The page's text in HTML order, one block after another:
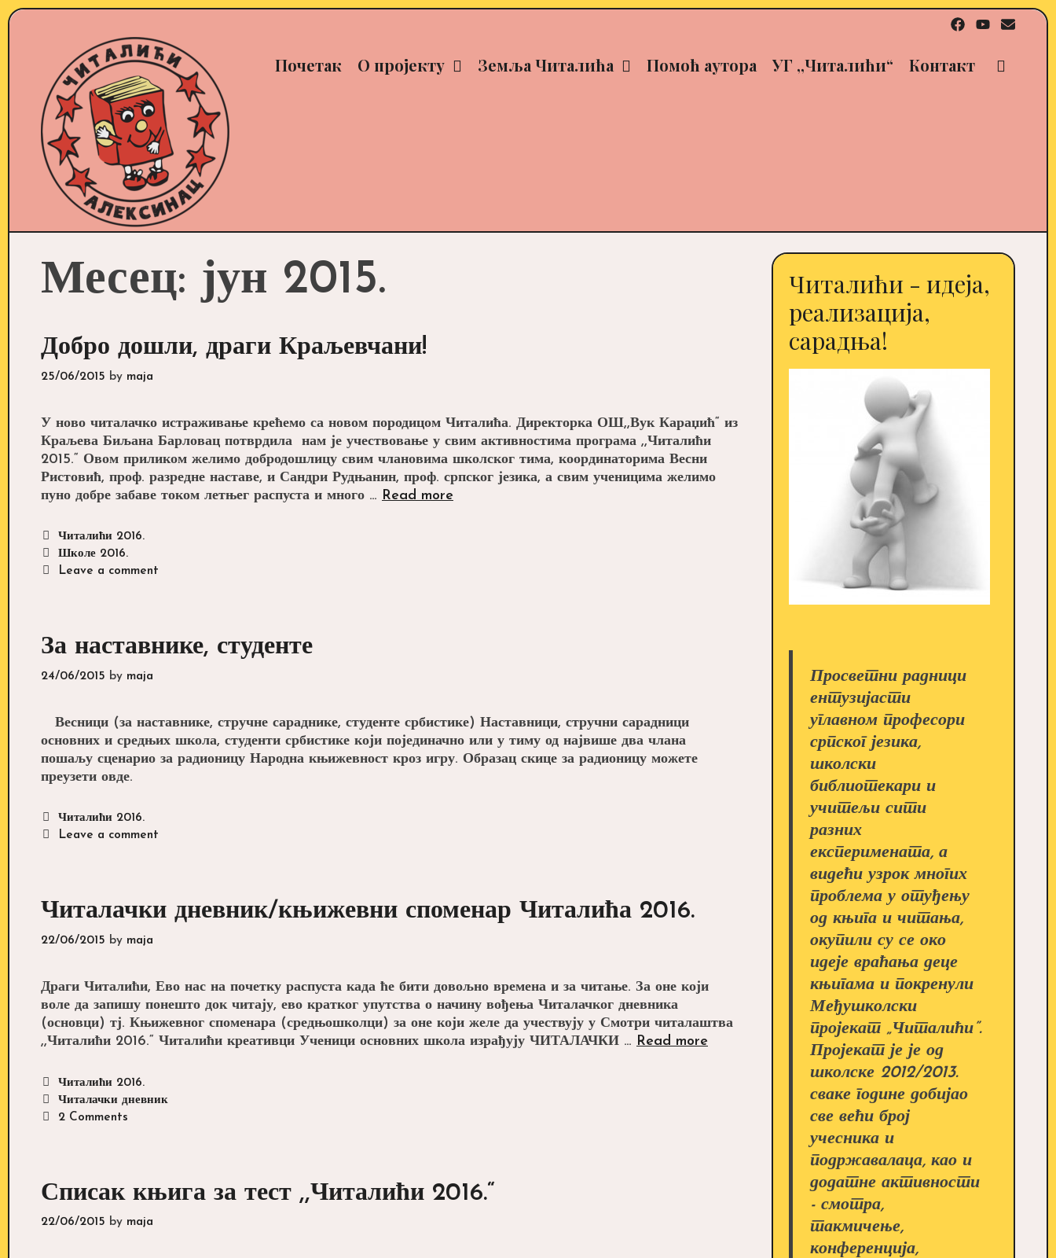
Skip
Почетак О пројекту Земља Читалића Помоћ аутора УГ ,,Читалићи“ Контакт
Месец: јун 2015.
Добро дошли, драги Краљевчани!
25/06/2015 by maja
У ново читалачко истраживање крећемо са новом породицом Читалића. Директорка ОШ,,Вук Караџић“ из
Краљева Биљана Барловац потврдила нам је учествовање у свим активностима програма ,,Читалићи
2015.“ Овом приликом желимо добродошлицу свим члановима школског тима, координаторима Весни
Ристовић, проф. разредне наставе, и Сандри Рудњанин, проф. српског језика, а свим ученицима желимо
пуно добре забаве током летњег распуста и много … Read moreДобро
Categories
Читалићи 2016.
Tags
Школе 2016.
Leave a comment
За наставнике, студенте
24/06/2015 by maja
Весници (за наставнике, стручне сараднике, студенте србистике) Наставници, стручни сарадници
основних и средњих школа, студенти србистике који појединачно или у тиму од највише два члана
пошаљу сценарио за радионицу Народна књижевност кроз игру. Образац скице за радионицу можете
преузети овде.
Categories
Читалићи 2016.
Leave a comment
Читалачки дневник/књижевни споменар Читалића 2016.
22/06/2015 by maja
Драги Читалићи, Ево нас на почетку распуста када ће бити довољно времена и за читање. За оне који
воле да запишу понешто док читају, ево кратког упутства о начину вођења Читалачког дневника
(основци) тј. Књижевног споменара (средњошколци) за оне који желе да учествују у Смотри читалаштва
,,Читалићи 2016.“ Читалићи креативци Ученици основних школа израђују ЧИТАЛАЧКИ … Read moreЧиталачки
Categories
Читалићи 2016.
Tags
Читалачки дневник
2 Comments
Списак књига за тест ,,Читалићи 2016.“
22/06/2015 by maja
Читалићи - идеја,
реализација,
сарадња!
Просветни радници
ентузијасти
углавном професори
српског језика,
школски
библиотекари и
учитељи сити
разних
експеримената, а
видећи узрок многих
проблема у отуђењу
од књига и читања,
окупили су се око
идеје враћања деце
књигама и покренули
Међушколски
пројекат „Читалићи”.
Пројекат је је од
школске 2012/2013.
сваке године добијао
све већи број
учесника и
подржавалаца, као и
додатне активности
- смотра,
такмичење,
конференција,